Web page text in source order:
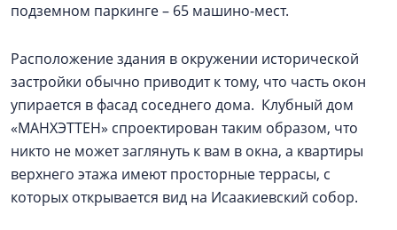
подземном паркинге – 65 машино-мест.
Расположение здания в окружении исторической
застройки обычно приводит к тому, что часть окон
упирается в фасад соседнего дома. Клубный дом
«МАНХЭТТЕН» спроектирован таким образом, что
никто не может заглянуть к вам в окна, а квартиры
верхнего этажа имеют просторные террасы, с
которых открывается вид на Исаакиевский собор.